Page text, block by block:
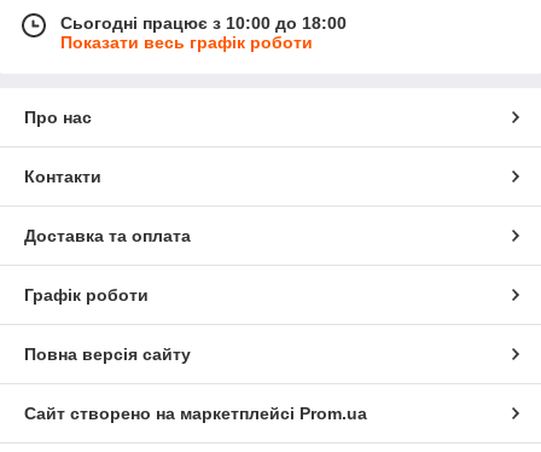
Сьогодні працює з 10:00 до 18:00
Показати весь графік роботи
Про нас
Контакти
Доставка та оплата
Графік роботи
Повна версія сайту
Сайт створено на маркетплейсі Prom.ua